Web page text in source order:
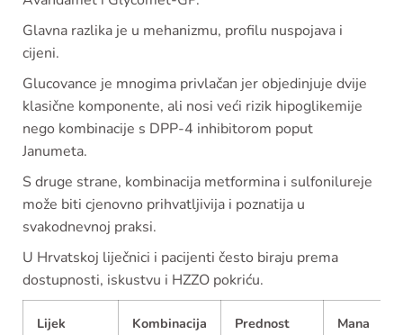
Glavna razlika je u mehanizmu, profilu nuspojava i
cijeni.
Glucovance je mnogima privlačan jer objedinjuje dvije
klasične komponente, ali nosi veći rizik hipoglikemije
nego kombinacije s DPP-4 inhibitorom poput
Janumeta.
S druge strane, kombinacija metformina i sulfonilureje
može biti cjenovno prihvatljivija i poznatija u
svakodnevnoj praksi.
U Hrvatskoj liječnici i pacijenti često biraju prema
dostupnosti, iskustvu i HZZO pokriću.
Lijek Kombinacija Prednost Mana